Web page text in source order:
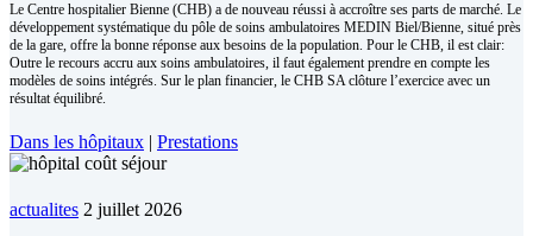
Le Centre hospitalier Bienne (CHB) a de nouveau réussi à accroître ses parts de marché. Le
développement systématique du pôle de soins ambulatoires MEDIN Biel/Bienne, situé près
de la gare, offre la bonne réponse aux besoins de la population. Pour le CHB, il est clair:
Outre le recours accru aux soins ambulatoires, il faut également prendre en compte les
modèles de soins intégrés. Sur le plan financier, le CHB SA clôture l’exercice avec un
résultat équilibré.
Dans les hôpitaux | Prestations
actualites 2 juillet 2026